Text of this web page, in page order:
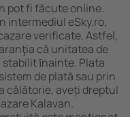
pot fi făcute online.
intermediul eSky.ro,
verificate. Astfel,
că unitatea de
ȋnainte. Plata
de plată sau prin
călătorie, aveți dreptul
Kalavan.